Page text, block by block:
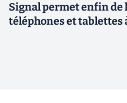
Signal permet enfin
téléphones et tablettes